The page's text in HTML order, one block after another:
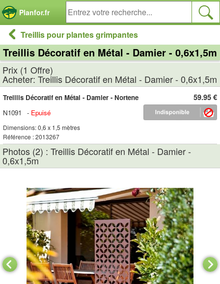
Planfor.fr
Treillis pour plantes grimpantes
Treillis Décoratif en Métal - Damier - 0,6x1,5m
Prix (1 Offre)
Acheter: Treillis Décoratif en Métal - Damier - 0,6x1,5m
59.95 €
Treillis Décoratif en Métal - Damier - Nortene
N1091
- Epuisé
Dimensions: 0,6 x 1,5 mètres
Référence : 2013267
Photos (2) : Treillis Décoratif en Métal - Damier -
0,6x1,5m
Panneau de gestion des cookies